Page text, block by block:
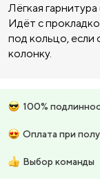
Лёгкая гарнитура
Идёт с
под кольцо, если
колонку.
100%
Оплата при
Выбор команды